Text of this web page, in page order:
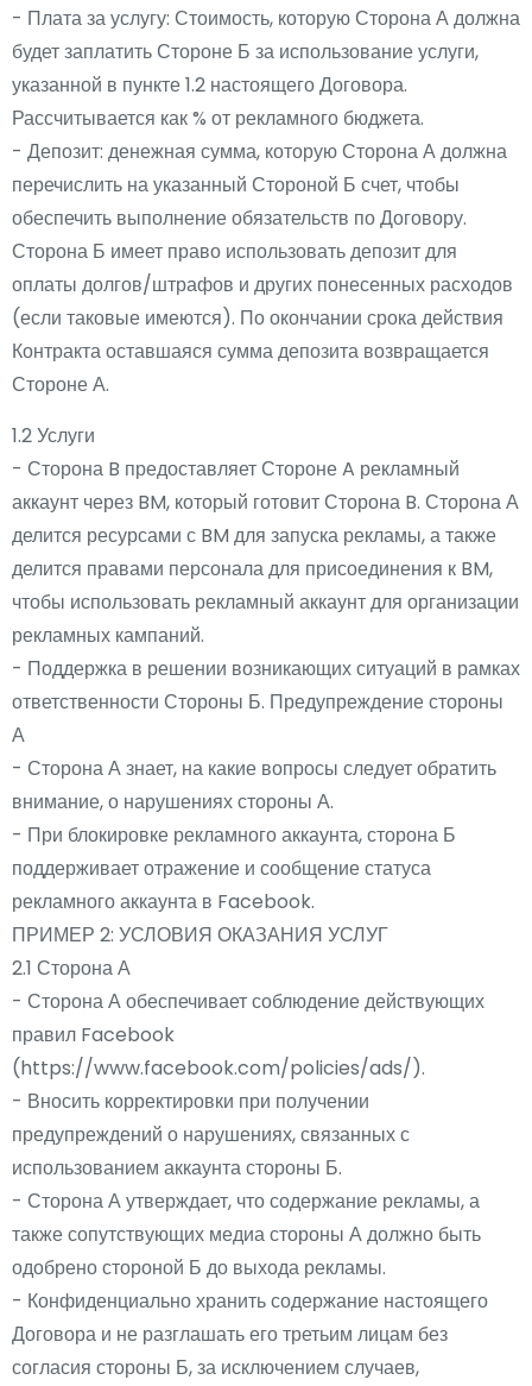
- Плата за услугу: Стоимость, которую Сторона А должна
будет заплатить Стороне Б за использование услуги,
указанной в пункте 1.2 настоящего Договора.
Рассчитывается как % от рекламного бюджета.
- Депозит: денежная сумма, которую Сторона А должна
перечислить на указанный Стороной Б счет, чтобы
обеспечить выполнение обязательств по Договору.
Сторона Б имеет право использовать депозит для
оплаты долгов/штрафов и других понесенных расходов
(если таковые имеются). По окончании срока действия
Контракта оставшаяся сумма депозита возвращается
Стороне А.
1.2 Услуги
- Сторона B предоставляет Стороне A рекламный
аккаунт через BM, который готовит Сторона B. Сторона А
делится ресурсами с BM для запуска рекламы, а также
делится правами персонала для присоединения к BM,
чтобы использовать рекламный аккаунт для организации
рекламных кампаний.
- Поддержка в решении возникающих ситуаций в рамках
ответственности Стороны Б. Предупреждение стороны
А
- Сторона А знает, на какие вопросы следует обратить
внимание, о нарушениях стороны А.
- При блокировке рекламного аккаунта, сторона Б
поддерживает отражение и сообщение статуса
рекламного аккаунта в Facebook.
ПРИМЕР 2: УСЛОВИЯ ОКАЗАНИЯ УСЛУГ
2.1 Сторона А
- Сторона А обеспечивает соблюдение действующих
правил Facebook
(https://www.facebook.com/policies/ads/).
- Вносить корректировки при получении
предупреждений о нарушениях, связанных с
использованием аккаунта стороны Б.
- Сторона А утверждает, что содержание рекламы, а
также сопутствующих медиа стороны А должно быть
одобрено стороной Б до выхода рекламы.
- Конфиденциально хранить содержание настоящего
Договора и не разглашать его третьим лицам без
согласия стороны Б, за исключением случаев,